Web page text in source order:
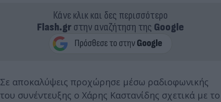
Κάνε κλικ και δες περισσότερο
Flash.grστην αναζήτηση της Google
Σε αποκαλύψεις προχώρησε μέσω ραδιοφωνικής
του συνέντευξης ο Χάρης Καστανίδης σχετικά με το